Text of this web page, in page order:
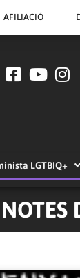
AFILIACIÓ
LGTBIQ+